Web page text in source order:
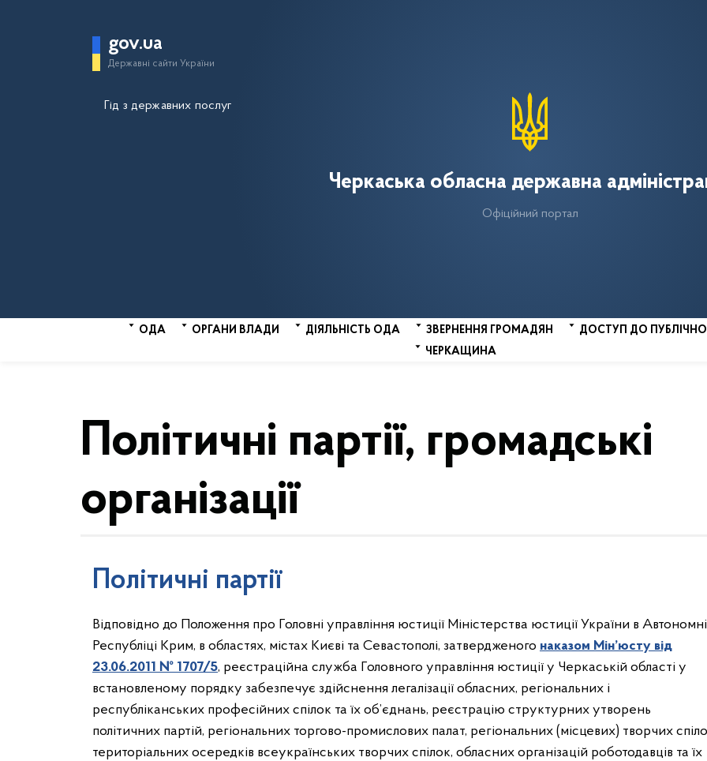
gov.ua
Державні сайти України
Гід з державних послуг
Черкаська обласна державна
Офіційний портал
ОДА ОРГАНИ ВЛАДИ ДІЯЛЬНІСТЬ ОДА ЗВЕРНЕННЯ ГРОМАДЯН
ДОСТУП ДО
ЧЕРКАЩИНА
Політичні партії, громадські
організації
Політичні партії
Відповідно до Положення про Головні управління юстиції Міністерства юстиції України в
Республіці Крим, в областях, містах Києві та Севастополі, затвердженого наказом Мін’юсту від
23.06.2011 № 1707/5, реєстраційна служба Головного управління юстиції у Черкаській області у
встановленому порядку забезпечує здійснення легалізації обласних, регіональних і
республіканських професійних спілок та їх об’єднань, реєстрацію структурних утворень
політичних партій, регіональних торгово-промислових палат, регіональних (місцевих) творчих
територіальних осередків всеукраїнських творчих спілок, обласних організацій роботодавців та їх